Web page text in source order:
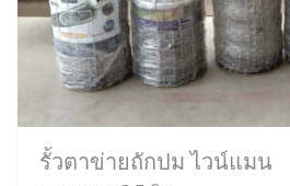
รั้วตาข่ายถักปม ไวน์แมน